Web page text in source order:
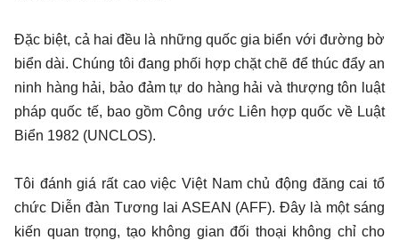
Đặc biệt, cả hai đều là những quốc gia biển với đường bờ
biển dài. Chúng tôi đang phối hợp chặt chẽ để thúc đẩy an
ninh hàng hải, bảo đảm tự do hàng hải và thượng tôn luật
pháp quốc tế, bao gồm Công ước Liên hợp quốc về Luật
Biển 1982 (UNCLOS).
Tôi đánh giá rất cao việc Việt Nam chủ động đăng cai tổ
chức Diễn đàn Tương lai ASEAN (AFF). Đây là một sáng
kiến quan trọng, tạo không gian đối thoại không chỉ cho